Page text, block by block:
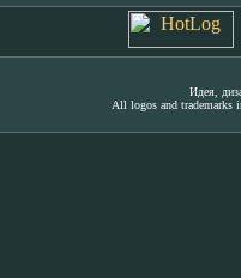
Идея,
All logos and trademarks